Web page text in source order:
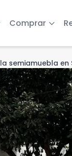
Comprar
semiamuebla en